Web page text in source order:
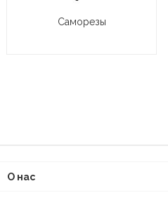
Саморезы
О нас